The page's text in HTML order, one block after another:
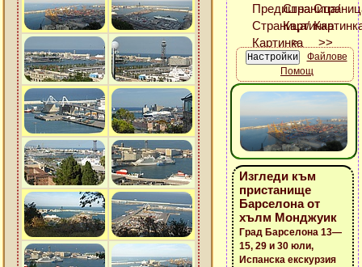
Файлове
Помощ
Изгледи към
пристанище
Барселона от
хълм Монджуик
Град Барселона 13—
15, 29 и 30 юли,
Испанска екскурзия